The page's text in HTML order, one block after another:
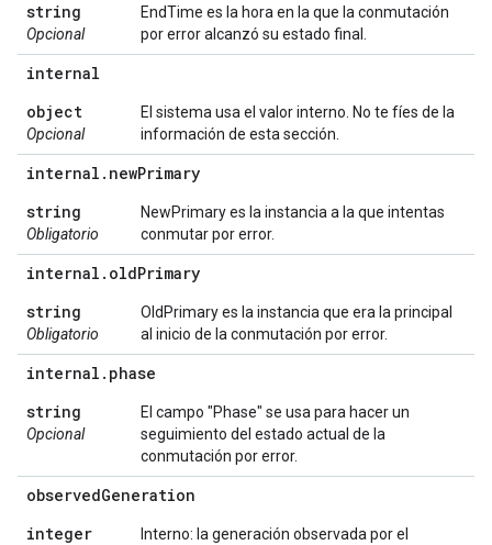
string
Opcional
EndTime es la hora en la que la conmutación
por error alcanzó su estado final.
internal
object
Opcional
El sistema usa el valor interno. No te fíes de la
información de esta sección.
internal . newPrimary
string
Obligatorio
NewPrimary es la instancia a la que intentas
conmutar por error.
internal . oldPrimary
string
Obligatorio
OldPrimary es la instancia que era la principal
al inicio de la conmutación por error.
internal . phase
string
Opcional
El campo "Phase" se usa para hacer un
seguimiento del estado actual de la
conmutación por error.
observedGeneration
integer
Interno: la generación observada por el